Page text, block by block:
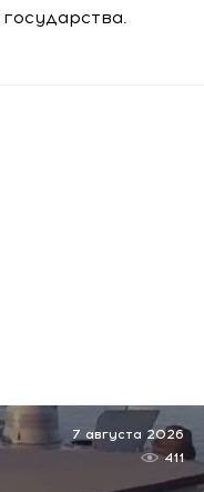
7 августа 2026
411